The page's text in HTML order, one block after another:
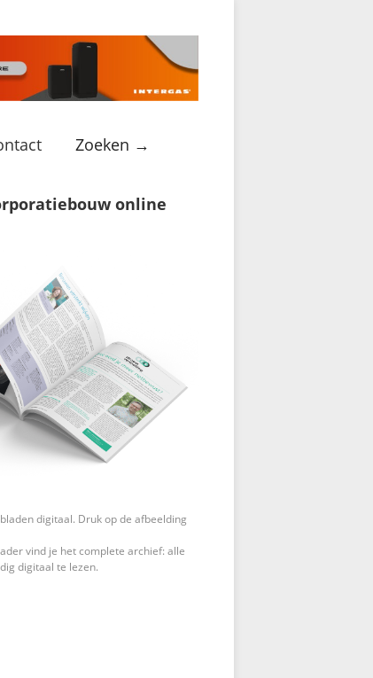
Zoeken →
online
digitaal. Druk op de afbeelding
vind je het complete archief: alle
digitaal te lezen.